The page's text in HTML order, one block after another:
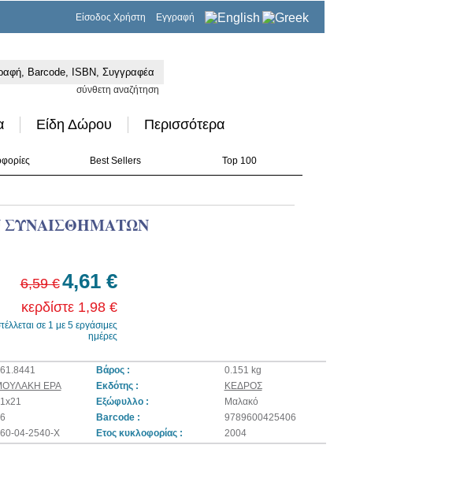
Είσοδος Χρήστη Εγγραφή
σύνθετη αναζήτηση
Είδη Δώρου Περισσότερα
Best Sellers Top 100
6,59 €4,61 €
κερδίστε 1,98 €
σε 1 με 5 εργάσιμες
ημέρες
Βάρος :
0.151 kg
ΕΡΑ Εκδότης :
ΚΕΔΡΟΣ
Εξώφυλλο :
Μαλακό
Barcode :
9789600425406
04-2540-X Ετος κυκλοφορίας : 2004